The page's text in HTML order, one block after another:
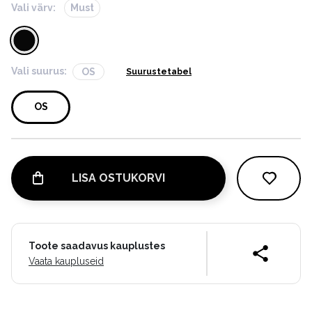
Vali värv: Must
Vali suurus: OS Suurustetabel
OS
LISA OSTUKORVI
Toote saadavus kauplustes
Vaata kaupluseid